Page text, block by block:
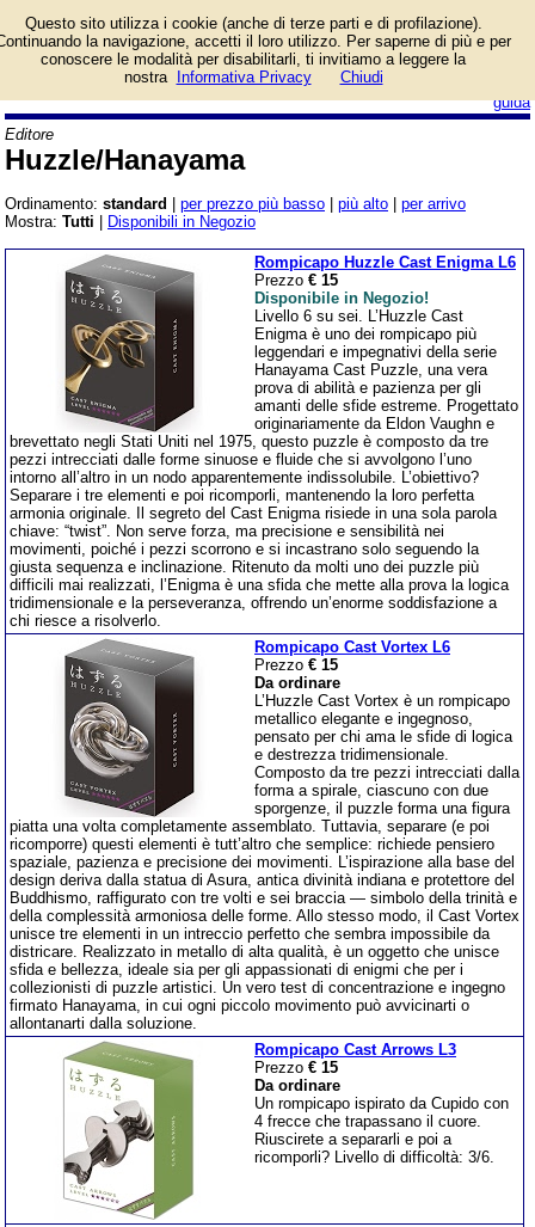
guida
Catalogo prodotti
Huzzle/Hanayama con
informazioni e prezzi.
Giochi da Tavolo in vendita.
Editore
Huzzle/Hanayama
Ordinamento: standard per prezzo più basso più alto
per arrivo
Mostra: Tutti Disponibili in Negozio
Rompicapo Huzzle Cast Enigma L6
Prezzo € 15
Disponibile in Negozio!
Livello 6 su sei. L’Huzzle Cast
Enigma è uno dei rompicapo più
leggendari e impegnativi della serie
Hanayama Cast Puzzle, una vera
prova di abilità e pazienza per gli
amanti delle sfide estreme. Progettato
originariamente da Eldon Vaughn e
brevettato negli Stati Uniti nel 1975, questo puzzle è composto da tre
pezzi intrecciati dalle forme sinuose e fluide che si avvolgono l’uno
intorno all’altro in un nodo apparentemente indissolubile. L’obiettivo?
Separare i tre elementi e poi ricomporli, mantenendo la loro perfetta
armonia originale. Il segreto del Cast Enigma risiede in una sola parola
chiave: “twist”. Non serve forza, ma precisione e sensibilità nei
movimenti, poiché i pezzi scorrono e si incastrano solo seguendo la
giusta sequenza e inclinazione. Ritenuto da molti uno dei puzzle più
difficili mai realizzati, l’Enigma è una sfida che mette alla prova la logica
tridimensionale e la perseveranza, offrendo un’enorme soddisfazione a
chi riesce a risolverlo.
Rompicapo Cast Vortex L6
Prezzo € 15
Da ordinare
L’Huzzle Cast Vortex è un rompicapo
metallico elegante e ingegnoso,
pensato per chi ama le sfide di logica
e destrezza tridimensionale.
Composto da tre pezzi intrecciati dalla
forma a spirale, ciascuno con due
sporgenze, il puzzle forma una figura
piatta una volta completamente assemblato. Tuttavia, separare (e poi
ricomporre) questi elementi è tutt’altro che semplice: richiede pensiero
spaziale, pazienza e precisione dei movimenti. L’ispirazione alla base del
design deriva dalla statua di Asura, antica divinità indiana e protettore del
Buddhismo, raffigurato con tre volti e sei braccia — simbolo della trinità e
della complessità armoniosa delle forme. Allo stesso modo, il Cast Vortex
unisce tre elementi in un intreccio perfetto che sembra impossibile da
districare. Realizzato in metallo di alta qualità, è un oggetto che unisce
sfida e bellezza, ideale sia per gli appassionati di enigmi che per i
collezionisti di puzzle artistici. Un vero test di concentrazione e ingegno
firmato Hanayama, in cui ogni piccolo movimento può avvicinarti o
allontanarti dalla soluzione.
Rompicapo Cast Arrows L3
Prezzo € 15
Da ordinare
Un rompicapo ispirato da Cupido con
4 frecce che trapassano il cuore.
Riuscirete a separarli e poi a
ricomporli? Livello di difficoltà: 3/6.
Questo sito utilizza i cookie (anche di terze parti e di profilazione).
la navigazione, accetti il loro utilizzo. Per saperne di più e per
conoscere le modalità per disabilitarli, ti invitiamo a leggere la
nostra
Informativa Privacy Chiudi